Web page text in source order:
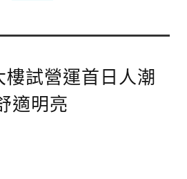
樓試營運首日人潮
適明亮